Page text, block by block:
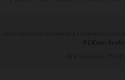
@LKourchenko